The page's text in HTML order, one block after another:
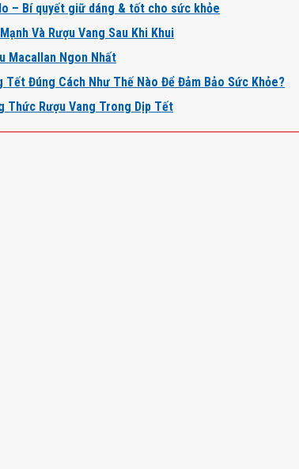
– Bí quyết giữ dáng & tốt cho sức khỏe
Và Rượu Vang Sau Khi Khui
Macallan Ngon Nhất
Tết Đúng Cách Như Thế Nào Để Đảm Bảo Sức Khỏe?
Thức Rượu Vang Trong Dịp Tết